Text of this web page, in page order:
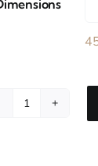
quantité